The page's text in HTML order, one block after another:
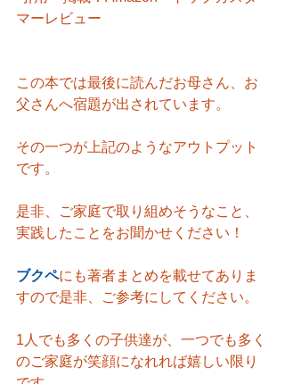
マーレビュー
この本では最後に読んだお母さん、お
父さんへ宿題が出されています。
その一つが上記のようなアウトプット
です。
是非、ご家庭で取り組めそうなこと、
実践したことをお聞かせください！
ブクペにも著者まとめを載せてありま
すので是非、ご参考にしてください。
1人でも多くの子供達が、一つでも多く
のご家庭が笑顔になれれば嬉しい限り